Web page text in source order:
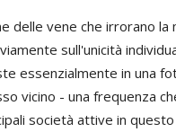
delle vene che irrorano la
sull'unicità
essenzialmente in una
vicino - una frequenza
società attive in